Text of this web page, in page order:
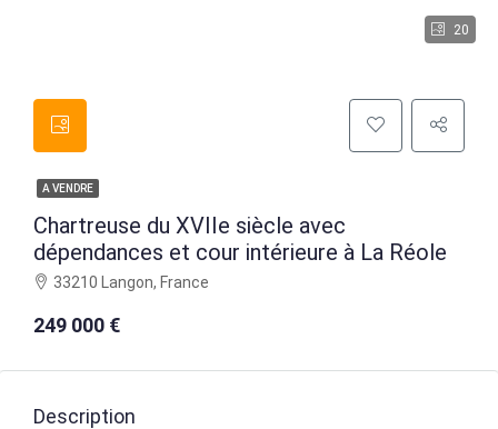
20
A VENDRE
Chartreuse du XVIIe siècle avec
dépendances et cour intérieure à La Réole
33210 Langon, France
249 000 €
Description